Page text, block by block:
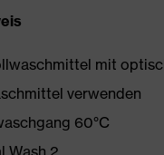
mit
verwenden
60°C
Wash 2